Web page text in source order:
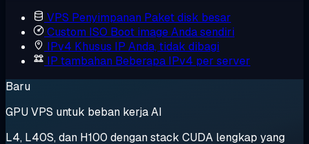
VPS Penyimpanan Paket disk besar
Custom ISO Boot image Anda sendiri
IPv4 Khusus IP Anda, tidak dibagi
IP tambahan Beberapa IPv4 per server
Baru
GPU VPS untuk beban kerja AI
L4, L40S, dan H100 dengan stack CUDA lengkap yang